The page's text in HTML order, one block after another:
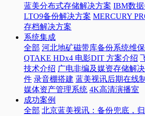
蓝美分布式存储解决方案 IBM数
LTO9备份解决方案 MERCURY
存档解决方案
系统集成
全部 河北地矿磁带库备份系统维
QTAKE HDx4 电影DIT 方案介绍
技术介绍 广电非编及媒资存储解
件 录音棚搭建 蓝美视讯后期在线
媒体资产管理系统 4K高清演播室
成功案例
全部 北京蓝美视讯：备份兜底，